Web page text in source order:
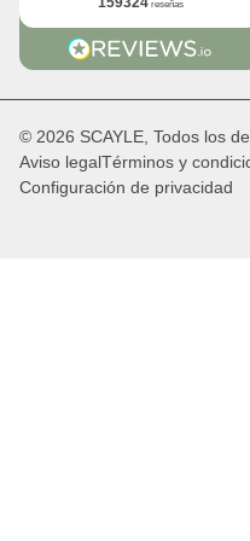
reseñas
© 2026 SCAYLE, Todos los
Aviso legalTérminos y
Configuración de privacidad